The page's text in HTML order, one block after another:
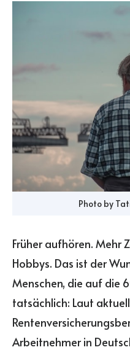
Photo by
Früher aufhören. Mehr
Hobbys. Das ist der
Menschen, die auf die
tatsächlich: Laut
Arbeitnehmer in